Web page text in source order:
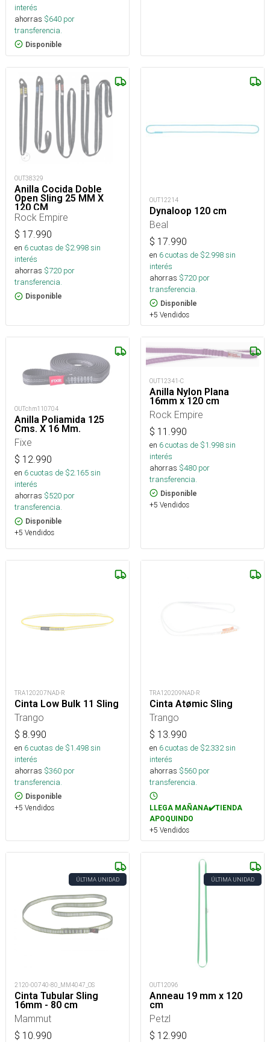
interés
ahorras $640 por
transferencia.
Disponible
OUT38329
Anilla Cocida Doble
Open Sling 25 MM X
120 CM
Rock Empire
$ 17.990
en 6cuotas de $2.998sin
interés
ahorras $720 por
transferencia.
Disponible
OUT12214
Dynaloop 120 cm
Beal
$ 17.990
en 6cuotas de $2.998sin
interés
ahorras $720 por
transferencia.
Disponible
+5 Vendidos
OUTchm110704
Anilla Poliamida 125
Cms. X 16 Mm.
Fixe
$ 12.990
en 6cuotas de $2.165sin
interés
ahorras $520 por
transferencia.
Disponible
+5 Vendidos
OUT12341-C
Anilla Nylon Plana
16mm x 120 cm
Rock Empire
$ 11.990
en 6cuotas de $1.998sin
interés
ahorras $480 por
transferencia.
Disponible
+5 Vendidos
TRA120207NAD-R
Cinta Low Bulk 11 Sling
Trango
$ 8.990
en 6cuotas de $1.498sin
interés
ahorras $360 por
transferencia.
Disponible
+5 Vendidos
TRA120209NAD-R
Cinta Atømic Sling
Trango
$ 13.990
en 6cuotas de $2.332sin
interés
ahorras $560 por
transferencia.
LLEGA MAÑANA✔️TIENDA
APOQUINDO
+5 Vendidos
ÚLTIMA UNIDAD
2120-00740-80_MM4047_OS
Cinta Tubular Sling
16mm - 80 cm
Mammut
$ 10.990
ÚLTIMA UNIDAD
OUT12096
Anneau 19 mm x 120
cm
Petzl
$ 12.990